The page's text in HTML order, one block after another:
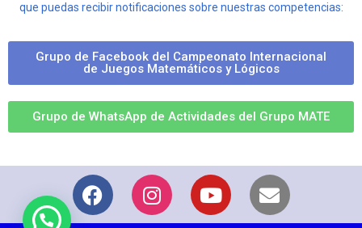
que puedas recibir notificaciones sobre nuestras competencias:
Grupo de Facebook del Campeonato Internacional
de Juegos Matemáticos y Lógicos
Grupo de WhatsApp de Actividades del Grupo MATE